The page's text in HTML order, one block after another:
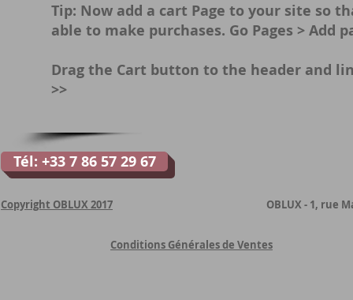
Tip: Now add a cart Page to your site so
able to make purchases. Go Pages > Add
Drag the Cart button to the header and
>>
Tél: +33 7 86 57 29 67
Copyright OBLUX 2017 OBLUX - 1, rue
Conditions Générales de Ventes